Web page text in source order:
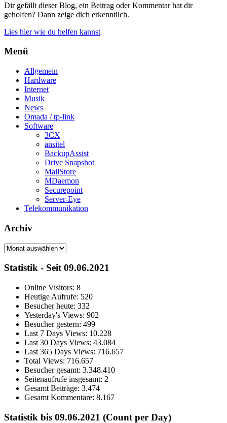
Dir gefällt dieser Blog, ein Beitrag oder Kommentar hat dir
geholfen? Dann zeige dich erkenntlich.
Lies hier wie du helfen kannst
Menü
Allgemein
Hardware
Internet
Musik
News
Omada / tp-link
Software
3CX
ansitel
BackupAssist
Drive Snapshot
MailStore
MDaemon
Securepoint
Server-Eye
Telekommunikation
Archiv
Archiv
Statistik - Seit 09.06.2021
Online Visitors: 8
Heutige Aufrufe: 520
Besucher heute: 332
Yesterday's Views: 902
Besucher gestern: 499
Last 7 Days Views: 10.228
Last 30 Days Views: 43.084
Last 365 Days Views: 716.657
Total Views: 716.657
Besucher gesamt: 3.348.410
Seitenaufrufe insgesamt: 2
Gesamt Beiträge: 3.474
Gesamt Kommentare: 8.167
Statistik bis 09.06.2021 (Count per Day)